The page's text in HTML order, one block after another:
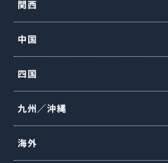
関西
中国
四国
九州／沖縄
海外